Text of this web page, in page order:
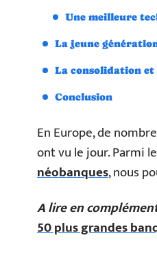
Une meilleure
La jeune
La consolidation et
Conclusion
En Europe, de
ont vu le jour. Parmi
néobanques, nous
A lire en
50 plus grandes